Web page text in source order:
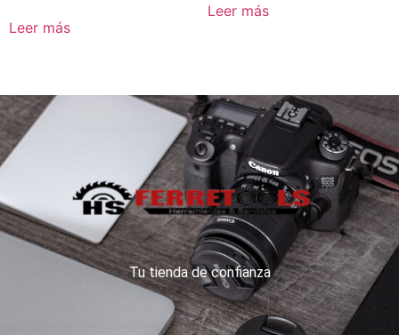
Leer más
Leer más
Tu tienda de confianza